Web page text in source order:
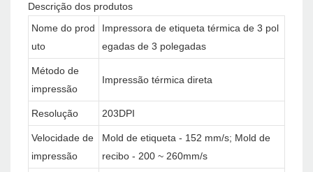
Descrição dos produtos
Nome do prod
uto
Impressora de etiqueta térmica de 3 pol
egadas de 3 polegadas
Método de
impressão
Impressão térmica direta
Resolução 203DPI
Velocidade de
impressão
Mold de etiqueta - 152 mm/s; Mold de
recibo - 200 ~ 260mm/s